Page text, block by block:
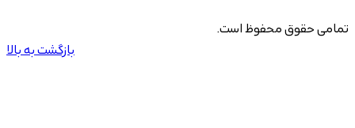
تمامی حقوق محفوظ است.
بازگشت به بالا